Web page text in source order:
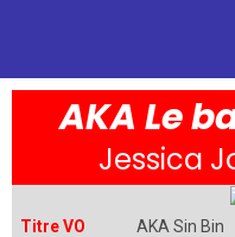
AKA Le
Jessica
Titre VO
AKA Sin Bin